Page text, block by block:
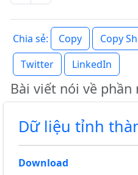
Chia sẻ: Copy Copy
Twitter
LinkedIn
Bài viết nói về phần
Dữ liệu tỉnh
Download